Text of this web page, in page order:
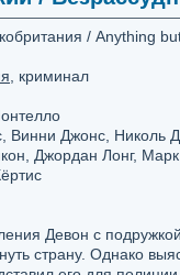
/ Anything
, криминал
Винни Джонс, Николь
Джордан Лонг,
Девон с
страну. Однако